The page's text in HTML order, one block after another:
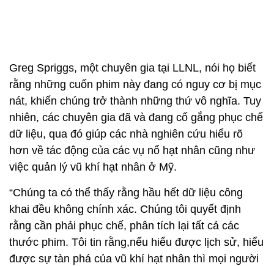
Greg Spriggs, một chuyên gia tại LLNL, nói họ biết
rằng những cuốn phim này đang có nguy cơ bị mục
nát, khiến chúng trở thành những thứ vô nghĩa. Tuy
nhiên, các chuyên gia đã và đang cố gắng phục chế
dữ liệu, qua đó giúp các nhà nghiên cứu hiểu rõ
hơn về tác động của các vụ nổ hạt nhân cũng như
việc quản lý vũ khí hạt nhân ở Mỹ.
“Chúng ta có thể thấy rằng hầu hết dữ liệu công
khai đều không chính xác. Chúng tôi quyết định
rằng cần phải phục chế, phân tích lại tất cả các
thước phim. Tôi tin rằng,nếu hiểu được lịch sử, hiểu
được sự tàn phá của vũ khí hạt nhân thì mọi người